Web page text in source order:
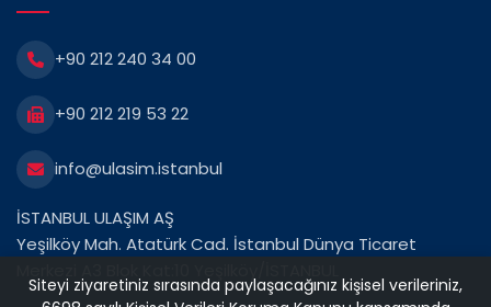
+90 212 240 34 00
+90 212 219 53 22
info@ulasim.istanbul
İSTANBUL ULAŞIM AŞ
Yeşilköy Mah. Atatürk Cad. İstanbul Dünya Ticaret
Siteyi ziyaretiniz sırasında paylaşacağınız kişisel verileriniz,